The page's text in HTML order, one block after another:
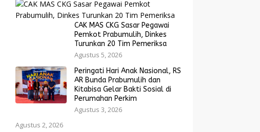
CAK MAS CKG Sasar Pegawai
Pemkot Prabumulih, Dinkes
Turunkan 20 Tim Pemeriksa
Agustus 5, 2026
Peringati Hari Anak Nasional, RS
AR Bunda Prabumulih dan
Kitabisa Gelar Bakti Sosial di
Perumahan Perkim
Agustus 3, 2026
Agustus 2, 2026